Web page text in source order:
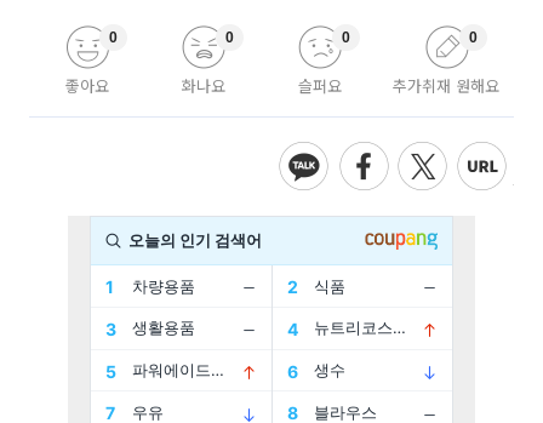
좋아요
0
화나요
0
슬퍼요
0
추가취재 원해요
0